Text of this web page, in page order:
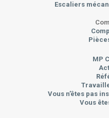
Escaliers
MP
Vous n’êtes pas
Vous